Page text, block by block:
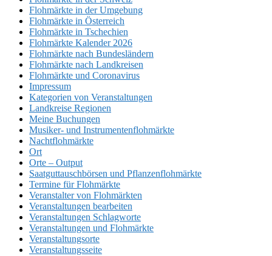
Flohmärkte in der Umgebung
Flohmärkte in Österreich
Flohmärkte in Tschechien
Flohmärkte Kalender 2026
Flohmärkte nach Bundesländern
Flohmärkte nach Landkreisen
Flohmärkte und Coronavirus
Impressum
Kategorien von Veranstaltungen
Landkreise Regionen
Meine Buchungen
Musiker- und Instrumentenflohmärkte
Nachtflohmärkte
Ort
Orte – Output
Saatguttauschbörsen und Pflanzenflohmärkte
Termine für Flohmärkte
Veranstalter von Flohmärkten
Veranstaltungen bearbeiten
Veranstaltungen Schlagworte
Veranstaltungen und Flohmärkte
Veranstaltungsorte
Veranstaltungsseite